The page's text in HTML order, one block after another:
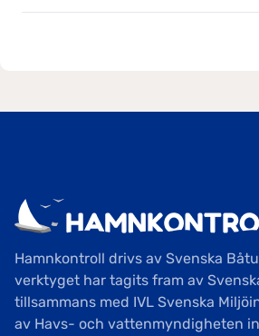
Hamnkontroll drivs av Svenska
verktyget har tagits fram av
tillsammans med IVL Svenska
av Havs- och vattenmyndigheten